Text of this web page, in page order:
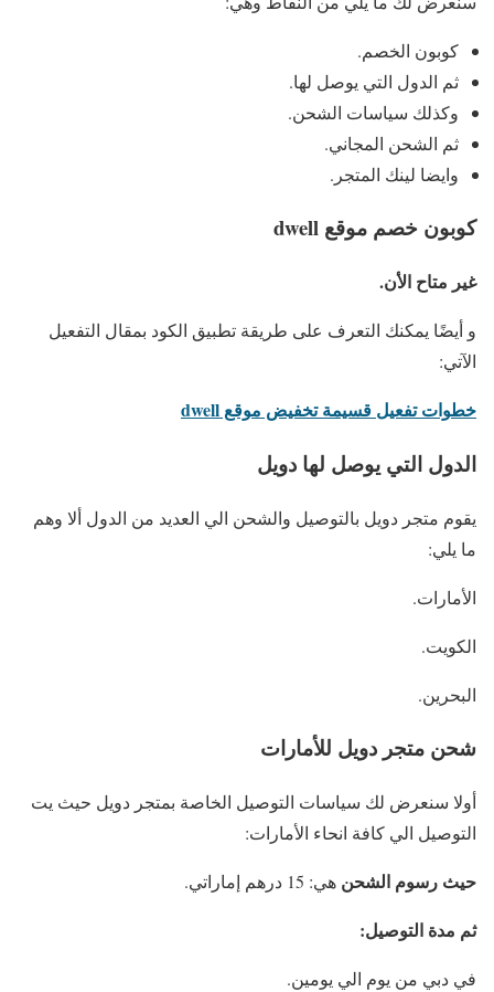
كوبون الخصم.
ثم الدول التي يوصل لها.
وكذلك سياسات الشحن.
ثم الشحن المجاني.
وايضا لينك المتجر.
كوبون خصم موقع dwell
غير متاح الأن.
و أيضًا يمكنك التعرف على طريقة تطبيق الكود بمقال التفعيل
الآتي:
خطوات تفعيل قسيمة تخفيض موقع dwell
الدول التي يوصل لها دويل
يقوم متجر دويل بالتوصيل والشحن الي العديد من الدول ألا وهم
ما يلي:
الأمارات.
الكويت.
البحرين.
شحن متجر دويل للأمارات
أولا سنعرض لك سياسات التوصيل الخاصة بمتجر دويل حيث يت
التوصيل الي كافة انحاء الأمارات:
حيث رسوم الشحن هي: 15 درهم إماراتي.
ثم مدة التوصيل:
في دبي من يوم الي يومين.